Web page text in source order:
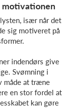
især når det
sig motiveret på
indendørs give
Svømning i
måde at træne
en stor fordel at
kan gøre